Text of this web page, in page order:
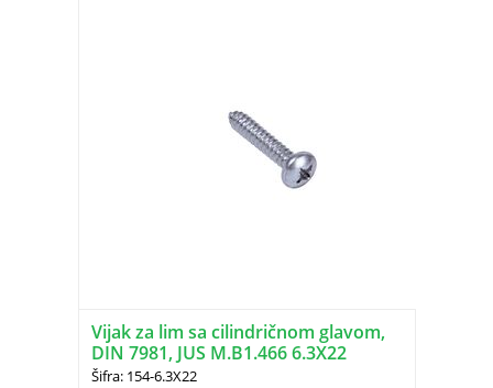
Vijak za lim sa cilindričnom glavom,
DIN 7981, JUS M.B1.466 6.3X22
Šifra: 154-6.3X22